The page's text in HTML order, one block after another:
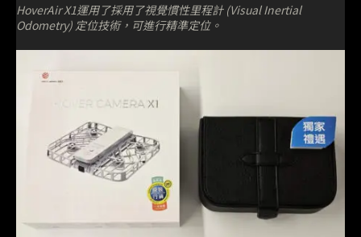
HoverAir X1運用了採用了視覺慣性里程計 (Visual Inertial
Odometry) 定位技術，可進行精準定位。